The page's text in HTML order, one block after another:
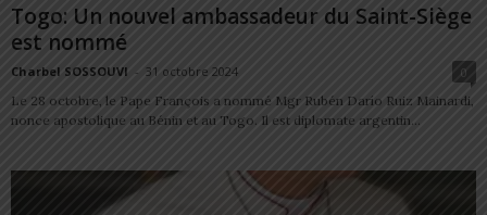
Togo: Un nouvel ambassadeur du Saint-Siège
est nommé
Charbel SOSSOUVI - 31 octobre 2024
0
Le 28 octobre, le Pape François a nommé Mgr Rubén Darío Ruiz Mainardi,
nonce apostolique au Bénin et au Togo. Il est diplomate argentin...